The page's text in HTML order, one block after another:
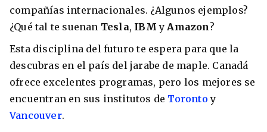
compañías internacionales. ¿Algunos ejemplos?
¿Qué tal te suenan Tesla, IBMy Amazon?
Esta disciplina del futuro te espera para que la
descubras en el país del jarabe de maple. Canadá
ofrece excelentes programas, pero los mejores se
encuentran en sus institutos de Toronto y
Vancouver.